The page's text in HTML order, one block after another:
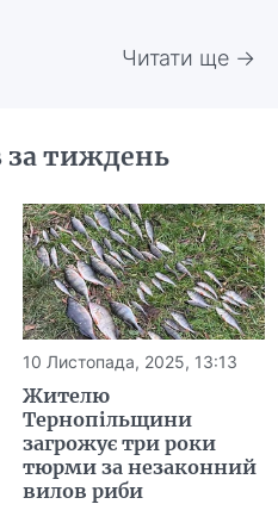
Читати ще →
за тиждень
10 Листопада, 2025, 13:13
Жителю
Тернопільщини
загрожує три роки
тюрми за незаконний
вилов риби